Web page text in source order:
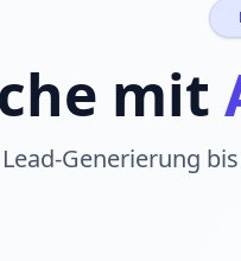
mit
Generierung